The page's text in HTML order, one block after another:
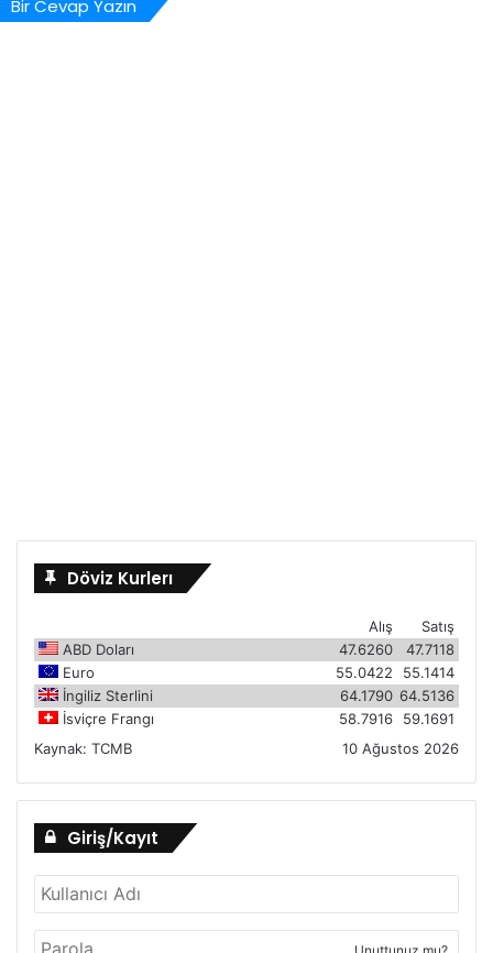
Bir Cevap Yazın
Döviz Kurlerı
Satış
Alış
ABD Doları
47.7118
47.6260
Euro
55.1414
55.0422
İngiliz Sterlini
64.5136
64.1790
İsviçre Frangı
59.1691
58.7916
Kaynak: TCMB 10 Ağustos 2026
Giriş/Kayıt